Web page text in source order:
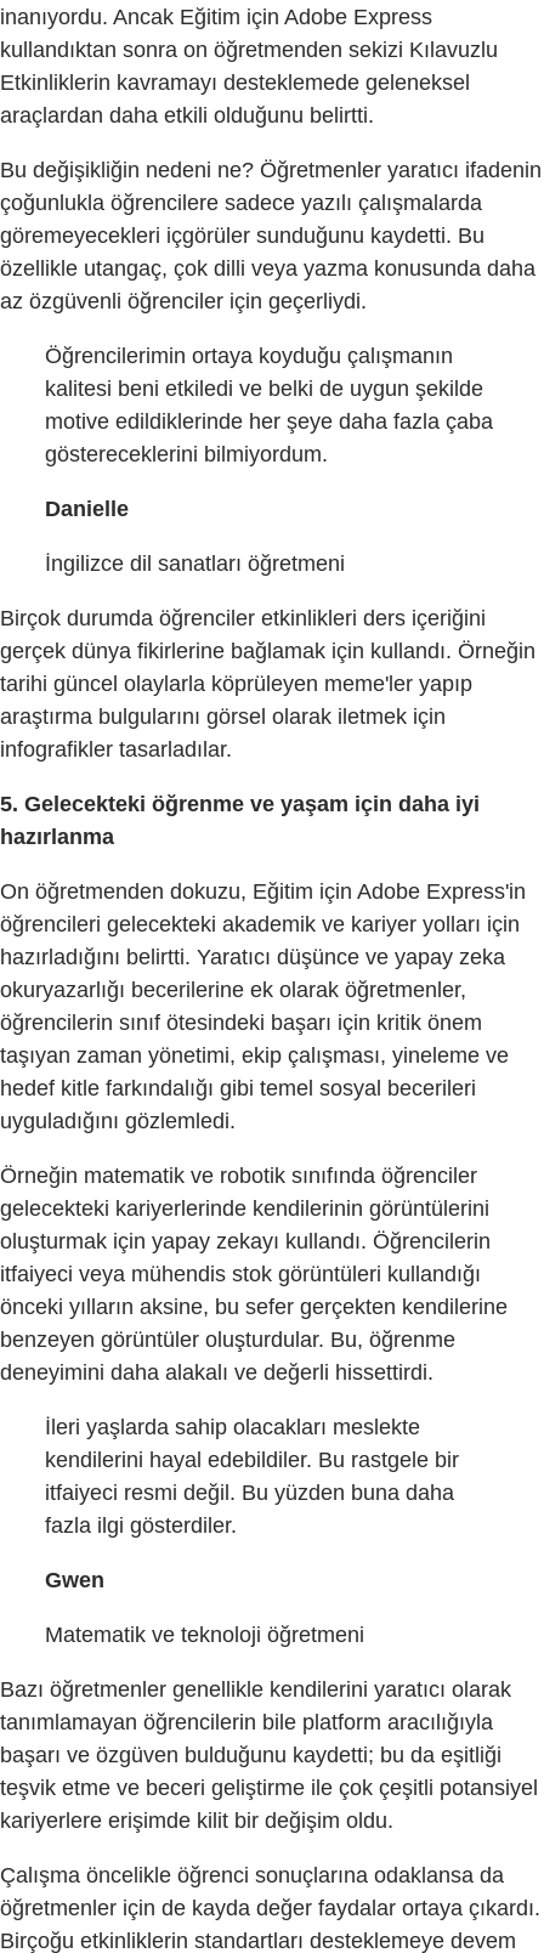
inanıyordu. Ancak Eğitim için Adobe Express
kullandıktan sonra on öğretmenden sekizi Kılavuzlu
Etkinliklerin kavramayı desteklemede geleneksel
araçlardan daha etkili olduğunu belirtti.
Bu değişikliğin nedeni ne? Öğretmenler yaratıcı ifadenin
çoğunlukla öğrencilere sadece yazılı çalışmalarda
göremeyecekleri içgörüler sunduğunu kaydetti. Bu
özellikle utangaç, çok dilli veya yazma konusunda daha
az özgüvenli öğrenciler için geçerliydi.
Öğrencilerimin ortaya koyduğu çalışmanın
kalitesi beni etkiledi ve belki de uygun şekilde
motive edildiklerinde her şeye daha fazla çaba
göstereceklerini bilmiyordum.
Danielle
İngilizce dil sanatları öğretmeni
Birçok durumda öğrenciler etkinlikleri ders içeriğini
gerçek dünya fikirlerine bağlamak için kullandı. Örneğin
tarihi güncel olaylarla köprüleyen meme'ler yapıp
araştırma bulgularını görsel olarak iletmek için
infografikler tasarladılar.
5. Gelecekteki öğrenme ve yaşam için daha iyi
hazırlanma
On öğretmenden dokuzu, Eğitim için Adobe Express'in
öğrencileri gelecekteki akademik ve kariyer yolları için
hazırladığını belirtti. Yaratıcı düşünce ve yapay zeka
okuryazarlığı becerilerine ek olarak öğretmenler,
öğrencilerin sınıf ötesindeki başarı için kritik önem
taşıyan zaman yönetimi, ekip çalışması, yineleme ve
hedef kitle farkındalığı gibi temel sosyal becerileri
uyguladığını gözlemledi.
Örneğin matematik ve robotik sınıfında öğrenciler
gelecekteki kariyerlerinde kendilerinin görüntülerini
oluşturmak için yapay zekayı kullandı. Öğrencilerin
itfaiyeci veya mühendis stok görüntüleri kullandığı
önceki yılların aksine, bu sefer gerçekten kendilerine
benzeyen görüntüler oluşturdular. Bu, öğrenme
deneyimini daha alakalı ve değerli hissettirdi.
İleri yaşlarda sahip olacakları meslekte
kendilerini hayal edebildiler. Bu rastgele bir
itfaiyeci resmi değil. Bu yüzden buna daha
fazla ilgi gösterdiler.
Gwen
Matematik ve teknoloji öğretmeni
Bazı öğretmenler genellikle kendilerini yaratıcı olarak
tanımlamayan öğrencilerin bile platform aracılığıyla
başarı ve özgüven bulduğunu kaydetti; bu da eşitliği
teşvik etme ve beceri geliştirme ile çok çeşitli potansiyel
kariyerlere erişimde kilit bir değişim oldu.
Çalışma öncelikle öğrenci sonuçlarına odaklansa da
öğretmenler için de kayda değer faydalar ortaya çıkardı.
Birçoğu etkinliklerin standartları desteklemeye devem